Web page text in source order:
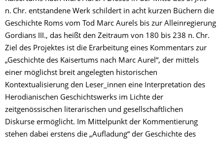
n. Chr. entstandene Werk schildert in acht kurzen Büchern die
Geschichte Roms vom Tod Marc Aurels bis zur Alleinregierung
Gordians III., das heißt den Zeitraum von 180 bis 238 n. Chr.
Ziel des Projektes ist die Erarbeitung eines Kommentars zur
„Geschichte des Kaisertums nach Marc Aurel“, der mittels
einer möglichst breit angelegten historischen
Kontextualisierung den Leser_innen eine Interpretation des
Herodianischen Geschichtswerks im Lichte der
zeitgenössischen literarischen und gesellschaftlichen
Diskurse ermöglicht. Im Mittelpunkt der Kommentierung
stehen dabei erstens die „Aufladung“ der Geschichte des